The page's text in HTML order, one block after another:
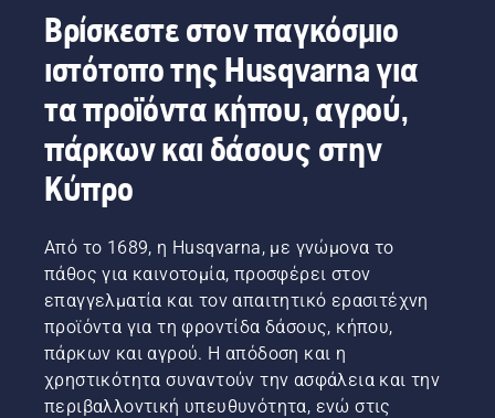
Βρίσκεστε στον παγκόσμιο
ιστότοπο της Husqvarna για
τα προϊόντα κήπου, αγρού,
πάρκων και δάσους στην
Κύπρο
Από το 1689, η Husqvarna, με γνώμονα το
πάθος για καινοτομία, προσφέρει στον
επαγγελματία και τον απαιτητικό ερασιτέχνη
προϊόντα για τη φροντίδα δάσους, κήπου,
πάρκων και αγρού. Η απόδοση και η
χρηστικότητα συναντούν την ασφάλεια και την
περιβαλλοντική υπευθυνότητα, ενώ στις